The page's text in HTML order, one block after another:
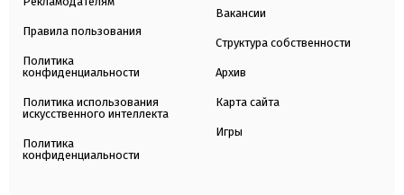
Правила пользования
Политика
конфиденциальности
Политика использования
искусственного интеллекта
Политика
конфиденциальности
Вакансии
Структура собственности
Архив
Карта сайта
Игры